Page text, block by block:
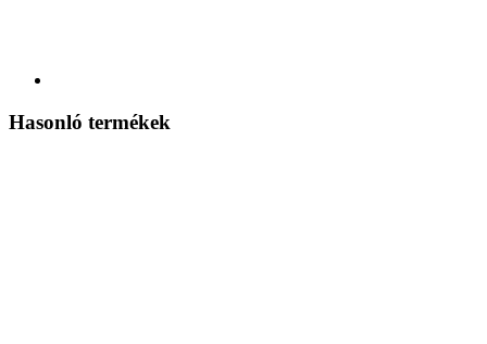
Hasonló termékek